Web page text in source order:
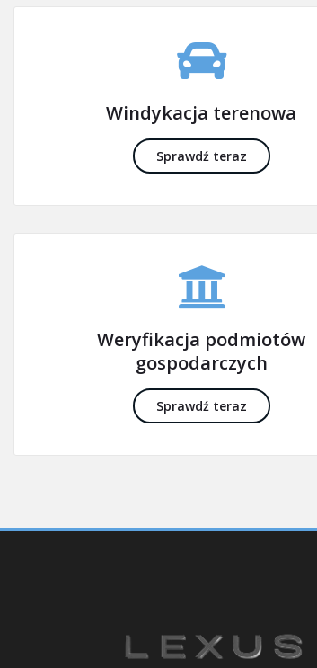
Windykacja terenowa
Sprawdź teraz
Weryfikacja podmiotów
gospodarczych
Sprawdź teraz